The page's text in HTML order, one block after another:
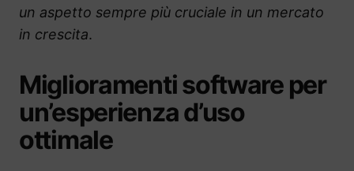
un aspetto sempre più cruciale in un mercato
in crescita.
Miglioramenti software per
un’esperienza d’uso
ottimale